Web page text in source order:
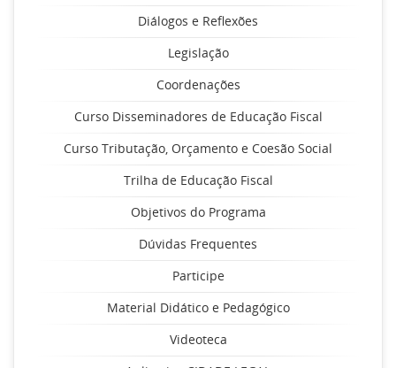
Diálogos e Reflexões
Legislação
Coordenações
Curso Disseminadores de Educação Fiscal
Curso Tributação, Orçamento e Coesão Social
Trilha de Educação Fiscal
Objetivos do Programa
Dúvidas Frequentes
Participe
Material Didático e Pedagógico
Videoteca